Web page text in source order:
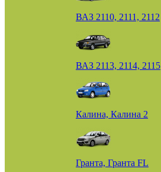
ВАЗ 2110, 2111, 2112
ВАЗ 2113, 2114, 2115
Калина, Калина 2
Гранта, Гранта FL